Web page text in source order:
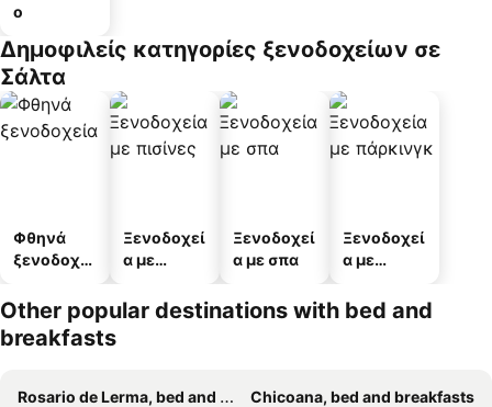
ο
Δημοφιλείς κατηγορίες ξενοδοχείων σε
Σάλτα
Φθηνά
ξενοδοχεί
Ξενοδοχεί
α με
Ξενοδοχεί
α με σπα
Ξενοδοχεί
α με
Other popular destinations with bed and
breakfasts
Rosario de Lerma, bed and breakfasts
Chicoana, bed and breakfasts